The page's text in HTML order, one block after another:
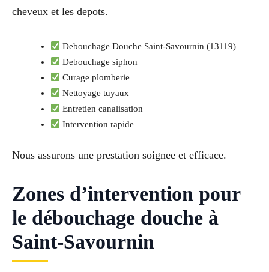
cheveux et les depots.
Debouchage Douche Saint-Savournin (13119)
Debouchage siphon
Curage plomberie
Nettoyage tuyaux
Entretien canalisation
Intervention rapide
Nous assurons une prestation soignee et efficace.
Zones d’intervention pour
le débouchage douche à
Saint-Savournin